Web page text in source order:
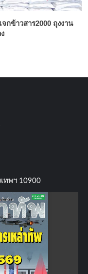
ข้าวสาร2000 ถุงงาน
ทพฯ 10900